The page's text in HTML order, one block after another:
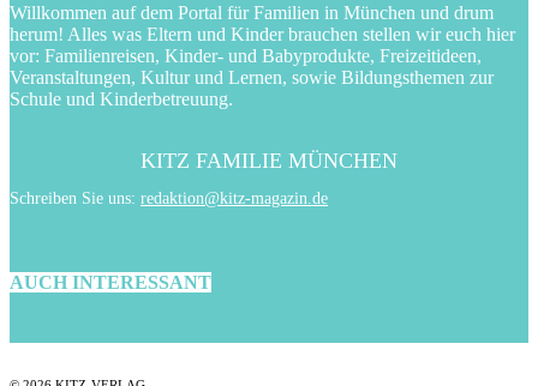
Willkommen auf dem Portal für Familien in München und drum
herum! Alles was Eltern und Kinder brauchen stellen wir euch hier
vor: Familienreisen, Kinder- und Babyprodukte, Freizeitideen,
Veranstaltungen, Kultur und Lernen, sowie Bildungsthemen zur
Schule und Kinderbetreuung.
KITZ FAMILIE MÜNCHEN
Schreiben Sie uns: redaktion@kitz-magazin.de
AUCH INTERESSANT